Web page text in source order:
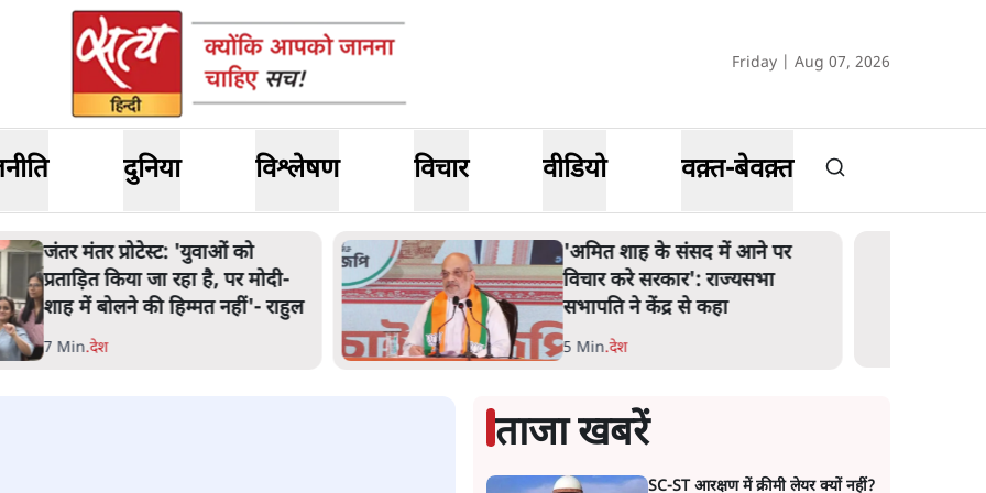
Friday | Aug 07, 2026
दुनिया विश्लेषण विचार वीडियो वक़्त-बेवक़्त
मंतर प्रोटेस्ट: 'युवाओं को
किया जा रहा है, पर मोदी-
में बोलने की हिम्मत नहीं'- राहुल
.देश
'अमित शाह के संसद में आने पर
विचार करे सरकार': राज्यसभा
सभापति ने केंद्र से कहा
5 Min.देश
ताजा खबरें
SC-ST आरक्षण में क्रीमी लेयर क्यों नहीं?